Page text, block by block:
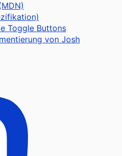
Toggle Buttons
von Josh
teilen